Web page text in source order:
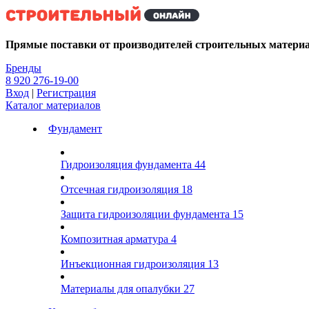
Kg
Прямые поставки от производителей строительных
Бренды
8 920 276-19-00
Вход | Регистрация
Каталог материалов
Фундамент
Гидроизоляция фундамента 44
Отсечная гидроизоляция 18
Защита гидроизоляции фундамента 15
Композитная арматура 4
Инъекционная гидроизоляция 13
Материалы для опалубки 27